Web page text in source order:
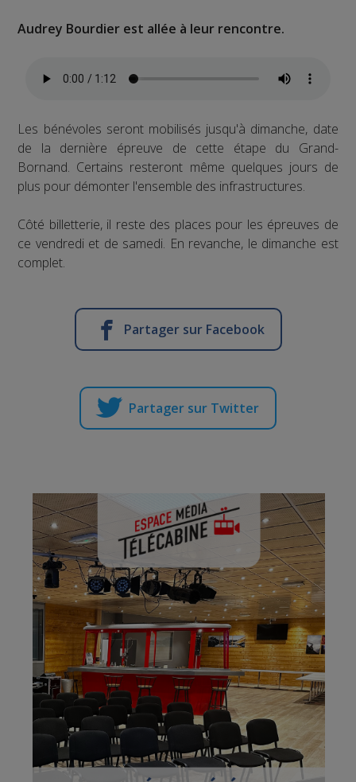
Audrey Bourdier est allée à leur rencontre.
Les bénévoles seront mobilisés jusqu'à dimanche, date
de la dernière épreuve de cette étape du Grand-
Bornand. Certains resteront même quelques jours de
plus pour démonter l'ensemble des infrastructures.
Côté billetterie, il reste des places pour les épreuves de
ce vendredi et de samedi. En revanche, le dimanche est
complet.
Partager sur Facebook
Partager sur Twitter